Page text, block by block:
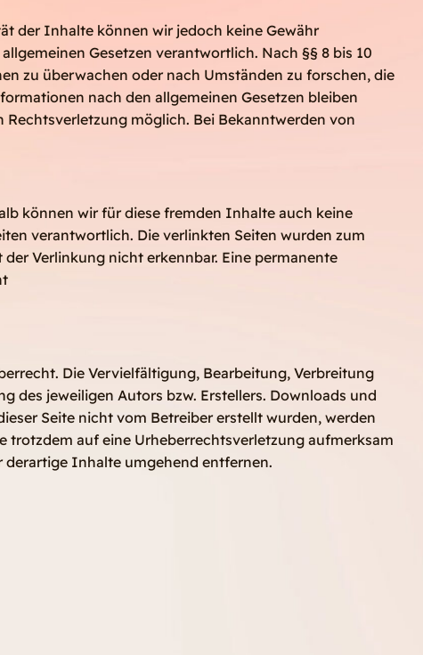
der Inhalte können wir jedoch keine Gewähr
Gesetzen verantwortlich. Nach §§ 8 bis 10
zu überwachen oder nach Umständen zu forschen, die
nach den allgemeinen Gesetzen bleiben
möglich. Bei Bekanntwerden von
können wir für diese fremden Inhalte auch keine
verantwortlich. Die verlinkten Seiten wurden zum
Verlinkung nicht erkennbar. Eine permanente
Die Vervielfältigung, Bearbeitung, Verbreitung
des jeweiligen Autors bzw. Erstellers. Downloads und
Seite nicht vom Betreiber erstellt wurden, werden
auf eine Urheberrechtsverletzung aufmerksam
derartige Inhalte umgehend entfernen.